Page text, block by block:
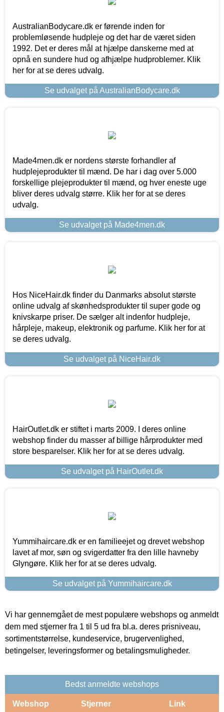
AustralianBodycare.dk er førende inden for
problemløsende hudpleje og det har de været siden
1992. Det er deres mål at hjælpe danskerne med at
opnå en sundere hud og afhjælpe hudproblemer. Klik
her for at se deres udvalg.
Se udvalget på AustralianBodycare.dk
Made4men.dk er nordens største forhandler af
hudplejeprodukter til mænd. De har i dag over 5.000
forskellige plejeprodukter til mænd, og hver eneste uge
bliver deres udvalg større. Klik her for at se deres
udvalg.
Se udvalget på Made4men.dk
Hos NiceHair.dk finder du Danmarks absolut største
online udvalg af skønhedsprodukter til super gode og
knivskarpe priser. De sælger alt indenfor hudpleje,
hårpleje, makeup, elektronik og parfume. Klik her for at
se deres udvalg.
Se udvalget på NiceHair.dk
HairOutlet.dk er stiftet i marts 2009. I deres online
webshop finder du masser af billige hårprodukter med
store besparelser. Klik her for at se deres udvalg.
Se udvalget på HairOutlet.dk
Yummihaircare.dk er en familieejet og drevet webshop
lavet af mor, søn og svigerdatter fra den lille havneby
Glyngøre. Klik her for at se deres udvalg.
Se udvalget på Yummihaircare.dk
Vi har gennemgået de mest populære webshops og anmeldt
dem med stjerner fra 1 til 5 ud fra bl.a. deres prisniveau,
sortimentstørrelse, kundeservice, brugervenlighed,
betingelser, leveringsformer og betalingsmuligheder.
Bedst anmeldte webshops
Webshop Stjerner Link